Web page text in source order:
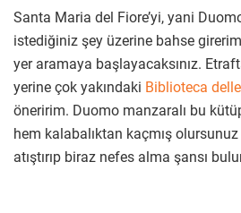
Santa Maria del Fiore’yi, yani
istediğiniz şey üzerine bahse
yer aramaya başlayacaksınız.
yerine çok yakındaki Biblioteca
öneririm. Duomo manzaralı bu
hem kalabalıktan kaçmış
atıştırıp biraz nefes alma şansı